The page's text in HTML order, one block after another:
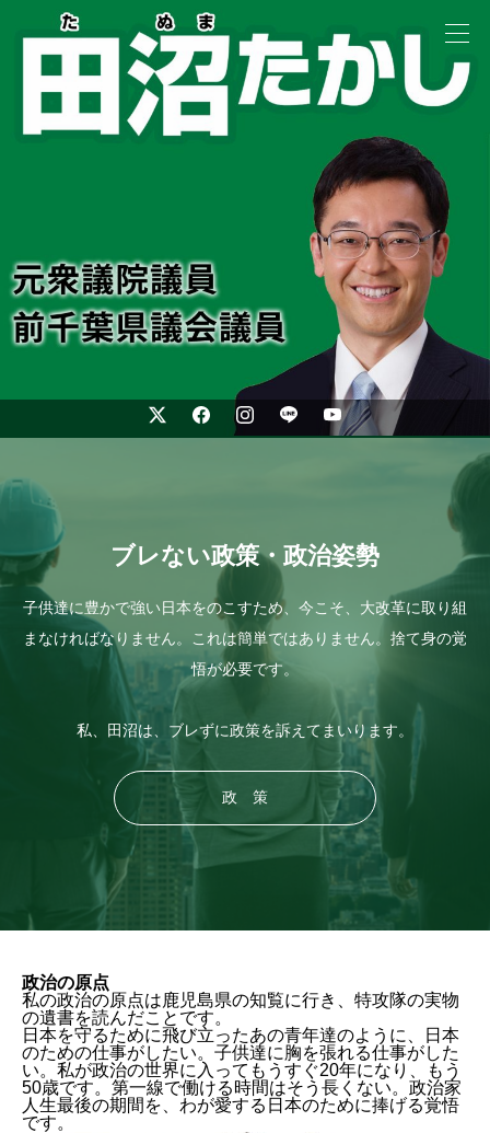
ブレない政策・政治姿勢
子供達に豊かで強い日本をのこすため、今こそ、大改革に取り組
まなければなりません。これは簡単ではありません。捨て身の覚
悟が必要です。
私、田沼は、ブレずに政策を訴えてまいります。
政 策
政治の原点
私の政治の原点は鹿児島県の知覧に行き、特攻隊の実物
の遺書を読んだことです。
日本を守るために飛び立ったあの青年達のように、日本
のための仕事がしたい。子供達に胸を張れる仕事がした
い。私が政治の世界に入ってもうすぐ20年になり、もう
50歳です。第一線で働ける時間はそう長くない。政治家
人生最後の期間を、わが愛する日本のために捧げる覚悟
です。